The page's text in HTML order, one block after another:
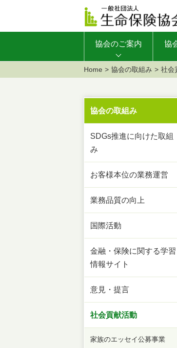
協会のご案内 協
Home 協会の取組み 社会
協会の取組み
SDGs推進に向けた取組
み
お客様本位の業務運営
業務品質の向上
国際活動
金融・保険に関する学習
情報サイト
意見・提言
社会貢献活動
家族のエッセイ公募事業